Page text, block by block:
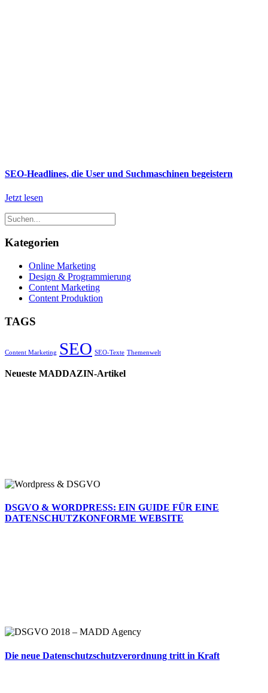
SEO-Headlines, die User und Suchmaschinen begeistern
Jetzt lesen
Kategorien
Online Marketing
Design & Programmierung
Content Marketing
Content Produktion
TAGS
Content Marketing SEO SEO-Texte Themenwelt
Neueste MADDAZIN-Artikel
DSGVO & WORDPRESS: EIN GUIDE FÜR EINE
DATENSCHUTZKONFORME WEBSITE
Die neue Datenschutzschutzverordnung tritt in Kraft